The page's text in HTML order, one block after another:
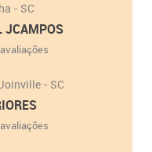
- SC
JCAMPOS
Joinville - SC